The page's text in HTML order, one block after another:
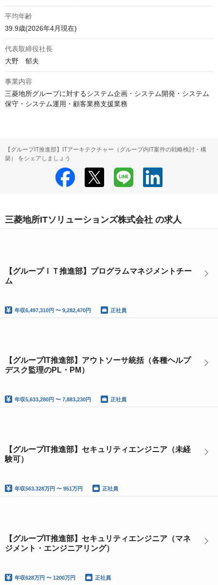
平均年齢
39.9歳(2026年4月現在)
代表取締役社長
大野　郁夫
事業内容
三菱地所グループに対するシステム企画・システム開発・システム
保守・システム運用・顧客業務支援業務
【グループIT推進部】ITアーキテクチャー（グループ内IT案件の戦略検討・構
築） をシェアしましょう
三菱地所ITソリューションズ株式会社 の求人
【グループＩＴ推進部】プログラムマネジメントチー
ム
年収6,497,310円 〜 9,282,470円 正社員
【グループIT推進部】アウトソーサ統括（各種ヘルプ
デスク監理のPL・PM）
年収5,633,280円 〜 7,883,230円 正社員
【グループIT推進部】セキュリティエンジニア（未経
験可）
年収563.328万円 〜 951万円 正社員
【グループIT推進部】セキュリティエンジニア（マネ
ジメント・エンジニアリング）
年収628万円 〜 1200万円 正社員